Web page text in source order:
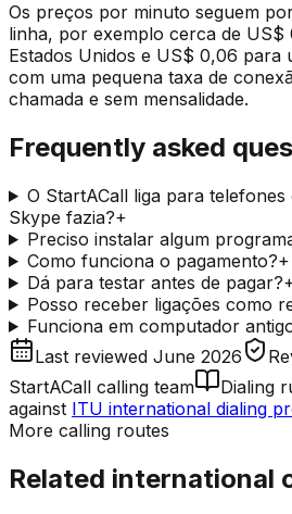
Os preços por minuto seguem
linha, por exemplo cerca de
Estados Unidos e US$ 0,06 para
com uma pequena taxa de
chamada e sem mensalidade.
Frequently asked
O StartACall liga para
Skype fazia?+
Preciso instalar algum
Como funciona o pagamento?+
Dá para testar antes de pagar?
Posso receber ligações como
Funciona em computador
Last reviewed June 2026
StartACall calling team
Dialing
against ITU international dialing
More calling routes
Related international